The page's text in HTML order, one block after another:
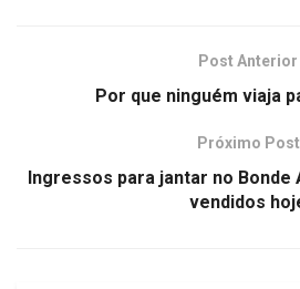
Post Anterior
Por que ninguém viaja
Próximo Post
Ingressos para jantar no
vendidos